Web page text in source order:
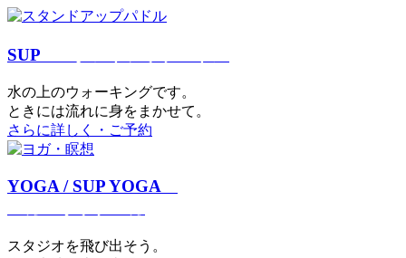
SUP
⽔の上のウォーキングです。
ときには流れに身をまかせて。
さらに詳しく・ご予約
YOGA / SUP YOGA
スタジオを⾶び出そう。